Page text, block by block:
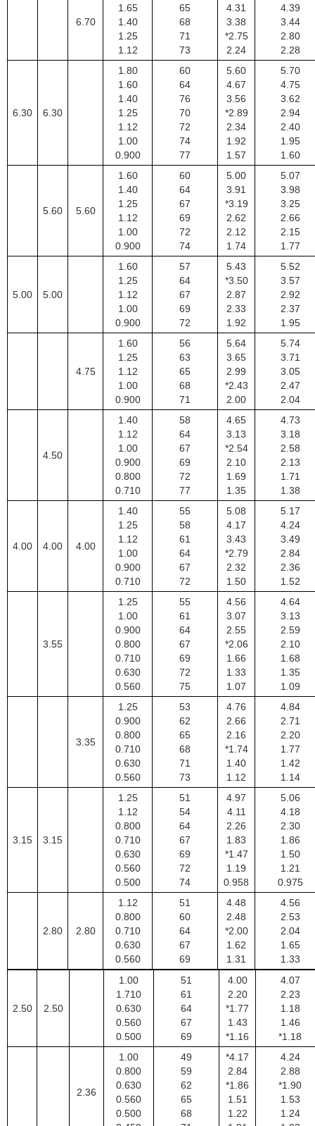
6.70
1.65
1.40
1.25
1.12
65
68
71
73
4.31
3.38
*2.75
2.24
4.39
3.44
2.80
2.28
6.30 6.30
1.80
1.60
1.40
1.25
1.12
1.00
0.900
60
64
76
70
72
74
77
5.60
4.67
3.56
*2.89
2.34
1.92
1.57
5.70
4.75
3.62
2.94
2.40
1.95
1.60
5.60 5.60
1.60
1.40
1.25
1.12
1.00
0.900
60
64
67
69
72
74
5.00
3.91
*3.19
2.62
2.12
1.74
5.07
3.98
3.25
2.66
2.15
1.77
5.00 5.00
1.60
1.25
1.12
1.00
0.900
57
64
67
69
72
5.43
*3.50
2.87
2.33
1.92
5.52
3.57
2.92
2.37
1.95
4.75
1.60
1.25
1.12
1.00
0.900
56
63
65
68
71
5.64
3.65
2.99
*2.43
2.00
5.74
3.71
3.05
2.47
2.04
4.50
1.40
1.12
1.00
0.900
0.800
0.710
58
64
67
69
72
77
4.65
3.13
*2.54
2.10
1.69
1.35
4.73
3.18
2.58
2.13
1.71
1.38
4.00 4.00 4.00
1.40
1.25
1.12
1.00
0.900
0.710
55
58
61
64
67
72
5.08
4.17
3.43
*2.79
2.32
1.50
5.17
4.24
3.49
2.84
2.36
1.52
3.55
1.25
1.00
0.900
0.800
0.710
0.630
0.560
55
61
64
67
69
72
75
4.56
3.07
2.55
*2.06
1.66
1.33
1.07
4.64
3.13
2.59
2.10
1.68
1.35
1.09
3.35
1.25
0.900
0.800
0.710
0.630
0.560
53
62
65
68
71
73
4.76
2.66
2.16
*1.74
1.40
1.12
4.84
2.71
2.20
1.77
1.42
1.14
3.15 3.15
1.25
1.12
0.800
0.710
0.630
0.560
0.500
51
54
64
67
69
72
74
4.97
4.11
2.26
1.83
*1.47
1.19
0.958
5.06
4.18
2.30
1.86
1.50
1.21
0.975
2.80 2.80
1.12
0.800
0.710
0.630
0.560
51
60
64
67
69
4.48
2.48
*2.00
1.62
1.31
4.56
2.53
2.04
1.65
1.33
2.50 2.50
1.00
1.710
0.630
0.560
0.500
51
61
64
67
69
4.00
2.20
*1.77
1.43
*1.16
4.07
2.23
1.18
1.46
*1.18
2.36
1.00
0.800
0.630
0.560
0.500
49
59
62
65
68
*4.17
2.84
*1.86
1.51
1.22
4.24
2.88
*1.90
1.53
1.24